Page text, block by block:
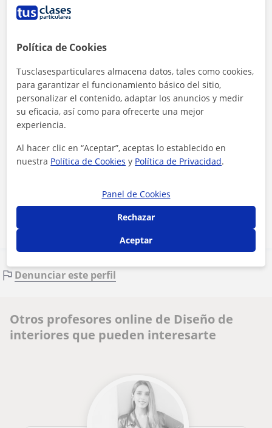
Al hacer clic, aceptas nuestroaviso legaly deprivacidad
Contactar ahora
Denunciar este perfil
Otros profesores online de Diseño de
interiores que pueden interesarte
Política de Cookies
Tusclasesparticulares almacena datos, tales como cookies,
para garantizar el funcionamiento básico del sitio,
personalizar el contenido, adaptar los anuncios y medir
su eficacia, así como para ofrecerte una mejor
experiencia.
Al hacer clic en “Aceptar”, aceptas lo establecido en
nuestra Política de Cookies y Política de Privacidad.
Panel de Cookies
Rechazar
Aceptar